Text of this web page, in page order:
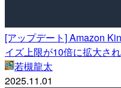
[アップデート] Amazon
イズ上限が10倍に拡大さ
若槻龍太
2025.11.01